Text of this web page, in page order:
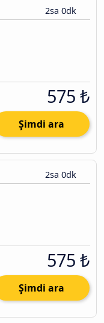
2sa 0dk
575 ₺
Şimdi ara
2sa 0dk
575 ₺
Şimdi ara